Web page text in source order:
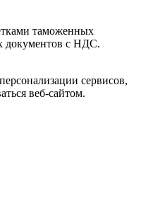
таможенных
документов с НДС.
сервисов,
веб-сайтом.